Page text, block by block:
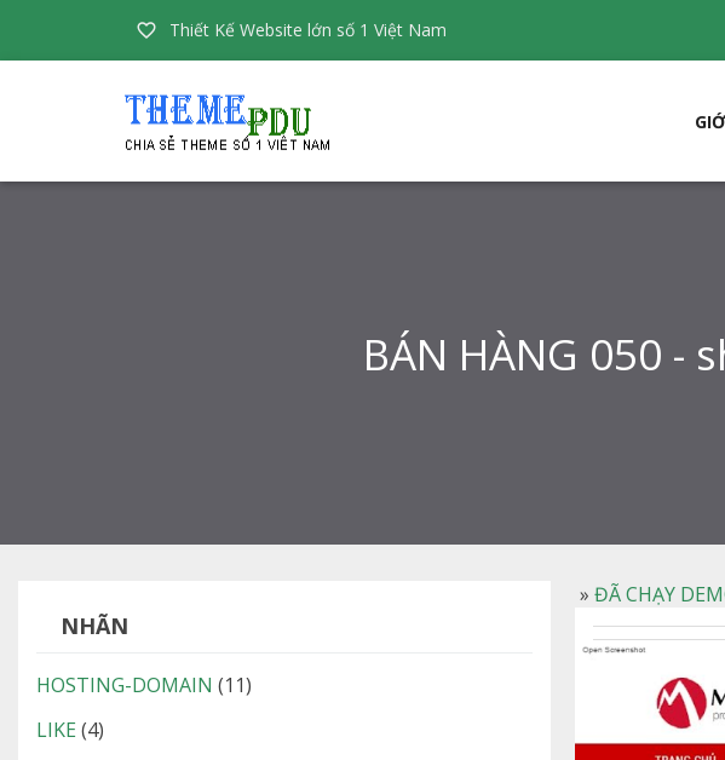
 Thiết Kế Website lớn số 1 Việt Nam
BÁN HÀNG 050 -
» ĐÃ CHẠY
NHÃN
HOSTING-DOMAIN (11)
LIKE (4)